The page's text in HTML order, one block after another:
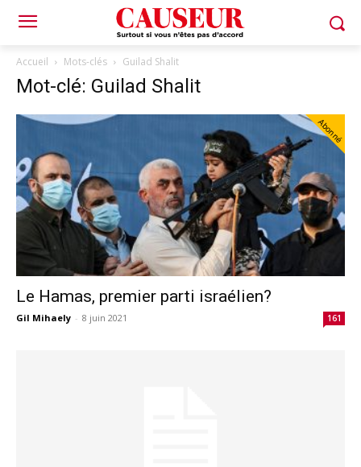
Accueil Mots-clés Guilad Shalit
Mot-clé: Guilad Shalit
Abonné
Le Hamas, premier parti israélien?
Gil Mihaely - 8 juin 2021 161